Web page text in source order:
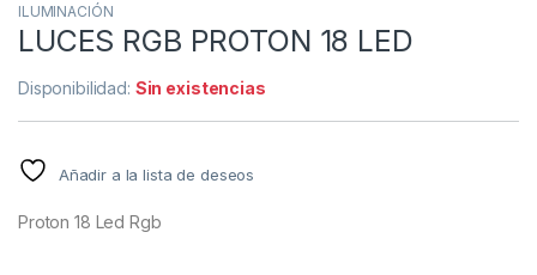
ILUMINACIÓN
LUCES RGB PROTON 18 LED
Disponibilidad: Sin existencias
Añadir a la lista de deseos
Proton 18 Led Rgb